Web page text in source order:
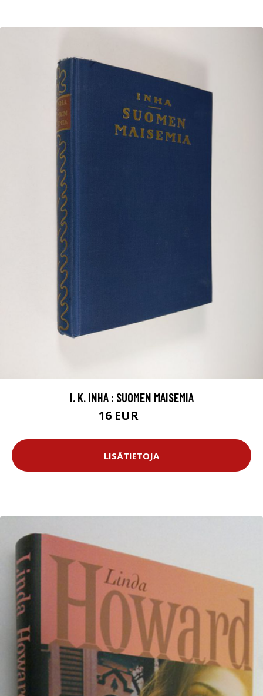
I. K. INHA : SUOMEN MAISEMIA
16 EUR
LISÄTIETOJA